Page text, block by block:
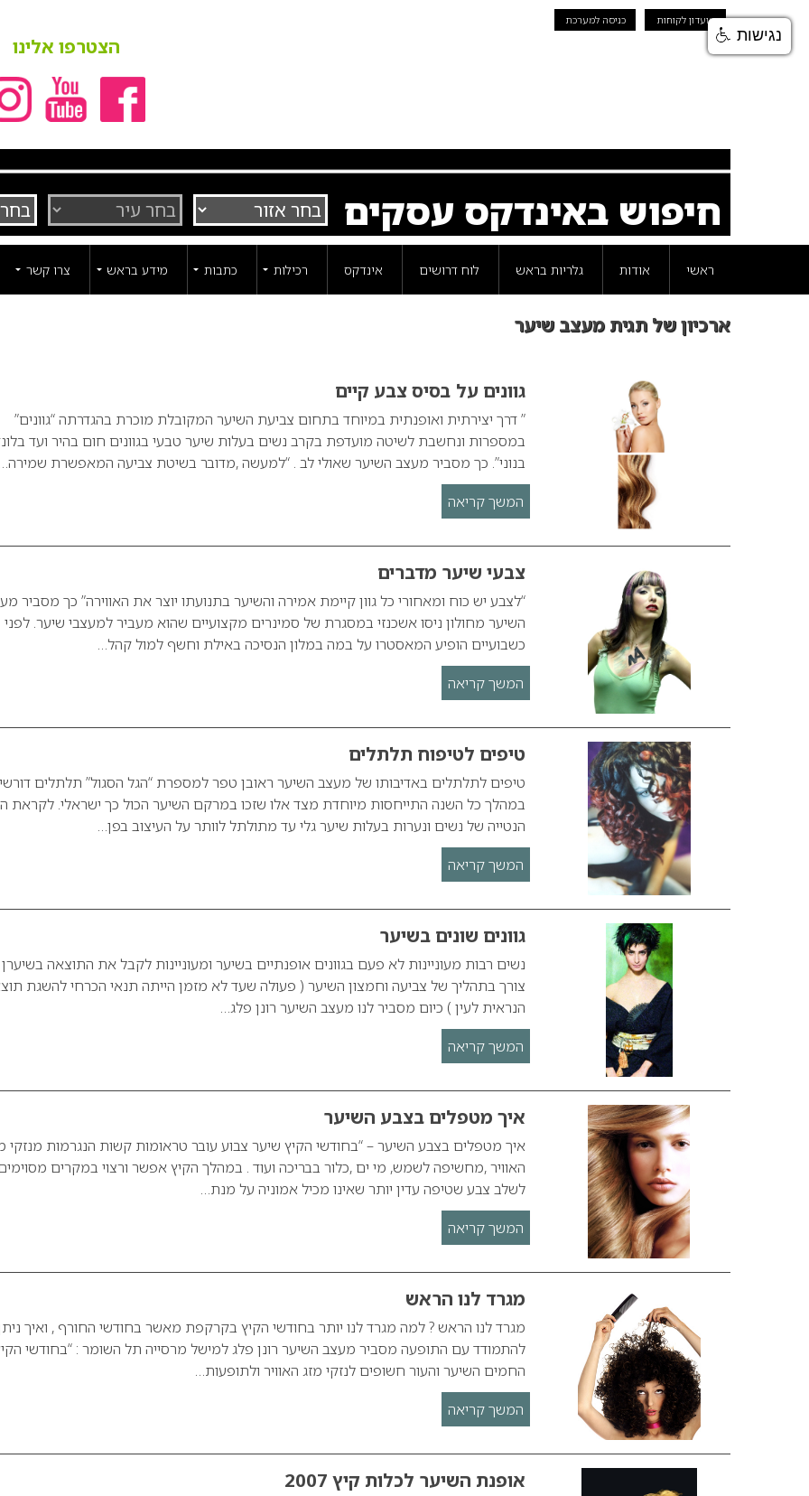
מועדון לקוחות כניסה למערכת
הצטרפו אלינו
חיפוש באינדקס עסקים
ראשי אודות גלריות בראש לוח דרושים אינדקס רכילות כתבות מידע בראש צרו קשר
ארכיון של תגית מעצב שיער
גוונים על בסיס צבע קיים
” דרך יצירתית ואופנתית במיוחד בתחום צביעת השיער המקובלת מוכרת בהגדרתה “גוונים”
במספרות ונחשבת לשיטה מועדפת בקרב נשים בעלות שיער טבעי בגוונים חום בהיר ועד
בנוני”. כך מסביר מעצב השיער שאולי לב . “למעשה ,מדובר בשיטת צביעה המאפשרת שמירה…
המשך קריאה
צבעי שיער מדברים
“לצבע יש כוח ומאחורי כל גוון קיימת אמירה והשיער בתנועתו יוצר את האווירה” כך מסביר
השיער מחולון ניסו אשכנזי במסגרת של סמינרים מקצועיים שהוא מעביר למעצבי שיער. לפני
כשבועיים הופיע המאסטרו על במה במלון הנסיכה באילת וחשף למול קהל…
המשך קריאה
טיפים לטיפוח תלתלים
טיפים לתלתלים באדיבותו של מעצב השיער ראובן טפר למספרת “הגל הסגול” תלתלים
במהלך כל השנה התייחסות מיוחדת מצד אלו שזכו במרקם השיער הכול כך ישראלי. לקראת
הנטייה של נשים ונערות בעלות שיער גלי עד מתולתל לוותר על העיצוב בפן…
המשך קריאה
גוונים שונים בשיער
נשים רבות מעוניינות לא פעם בגוונים אופנתיים בשיער ומעוניינות לקבל את התוצאה
צורך בתהליך של צביעה וחמצון השיער ( פעולה שעד לא מזמן הייתה תנאי הכרחי להשגת
הנראית לעין ) כיום מסביר לנו מעצב השיער רונן פלג…
המשך קריאה
איך מטפלים בצבע השיער
איך מטפלים בצבע השיער – “בחודשי הקיץ שיער צבוע עובר טראומות קשות הנגרמות מנזקי
האוויר ,מחשיפה לשמש, מי ים ,כלור בבריכה ועוד . במהלך הקיץ אפשר ורצוי במקרים
לשלב צבע שטיפה עדין יותר שאינו מכיל אמוניה על מנת…
המשך קריאה
מגרד לנו הראש
מגרד לנו הראש ? למה מגרד לנו יותר בחודשי הקיץ בקרקפת מאשר בחודשי החורף , ואיך
להתמודד עם התופעה מסביר מעצב השיער רונן פלג למישל מרסייה תל השומר : “בחודשי
החמים השיער והעור חשופים לנזקי מזג האוויר ולתופעות…
המשך קריאה
אופנת השיער לכלות קיץ 2007
נגישות